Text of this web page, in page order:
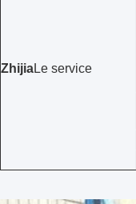
ZhijiaLe service